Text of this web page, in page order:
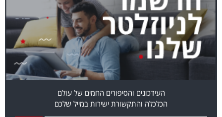
העידכונים והסיפורים החמים של עולם
הכלכלה והתקשורת ישירות במייל שלכם